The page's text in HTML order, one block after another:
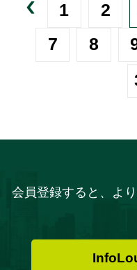
1 2
7
8
会員登録すると、よ